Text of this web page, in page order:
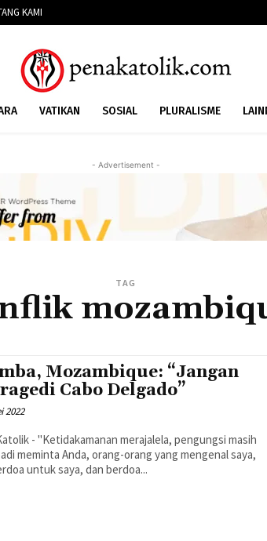
KAMI
VATIKAN SOSIAL PLURALISME
- Advertisement -
TAG
Mozambique: “Jangan
Cabo Delgado”
2022
- "Ketidakamanan merajalela, pengungsi masih
meminta Anda, orang-orang yang mengenal saya,
untuk saya, dan berdoa...